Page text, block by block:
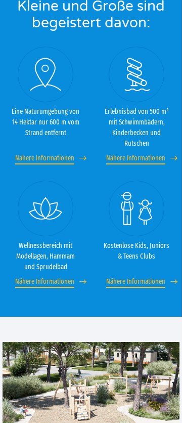
Kleine und Große sind
begeistert davon:
Eine Naturumgebung von
14 Hektar nur 600 m vom
Strand entfernt
Nähere Informationen
Erlebnisbad von 500 m²
mit Schwimmbädern,
Kinderbecken und
Rutschen
Nähere Informationen
Wellnessbereich mit
Modellagen, Hammam
und Sprudelbad
Nähere Informationen
Kostenlose Kids, Juniors
& Teens Clubs
Nähere Informationen